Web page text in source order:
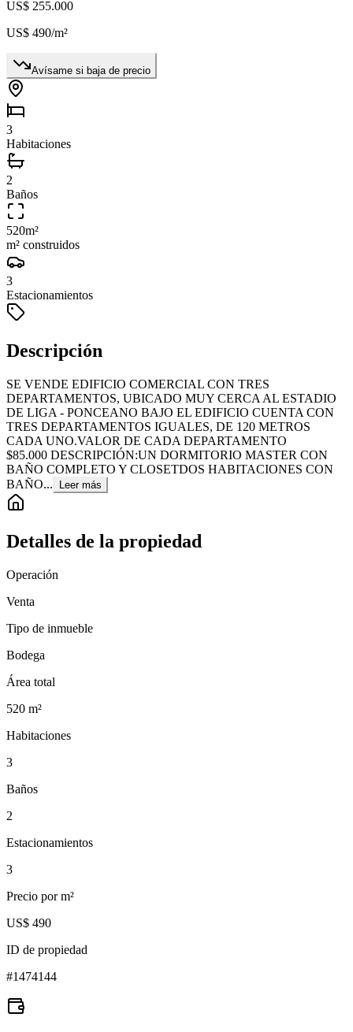
US$ 255.000
US$ 490/m²
Avísame si baja de precio
3
Habitaciones
2
Baños
520m²
m² construidos
3
Estacionamientos
Descripción
SE VENDE EDIFICIO COMERCIAL CON TRES
DEPARTAMENTOS, UBICADO MUY CERCA AL ESTADIO
DE LIGA - PONCEANO BAJO EL EDIFICIO CUENTA CON
TRES DEPARTAMENTOS IGUALES, DE 120 METROS
CADA UNO.VALOR DE CADA DEPARTAMENTO
$85.000 DESCRIPCIÓN:UN DORMITORIO MASTER CON
BAÑO COMPLETO Y CLOSETDOS HABITACIONES CON
BAÑO...
Leer más
Detalles de la propiedad
Operación
Venta
Tipo de inmueble
Bodega
Área total
520 m²
Habitaciones
3
Baños
2
Estacionamientos
3
Precio por m²
US$ 490
ID de propiedad
#1474144